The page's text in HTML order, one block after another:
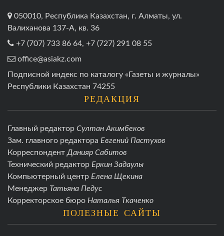
050010, Республика Казахстан, г. Алматы, ул.
Валиханова 137-А, кв. 36
+7 (707) 733 86 64, +7 (727) 291 08 55
office@asiakz.com
Подписной индекс по каталогу «Газеты и журналы»
Республики Казахстан 74255
РЕДАКЦИЯ
Главный редактор Султан Акимбеков
Зам. главного редактора Евгений Пастухов
КорреспондентДанияр Сабитов
Технический редактор Еркин Задаулы
Компьютерный центр Елена Щекина
Менеджер Татьяна Педус
Корректорское бюро Наталья Ткаченко
ПОЛЕЗНЫЕ САЙТЫ